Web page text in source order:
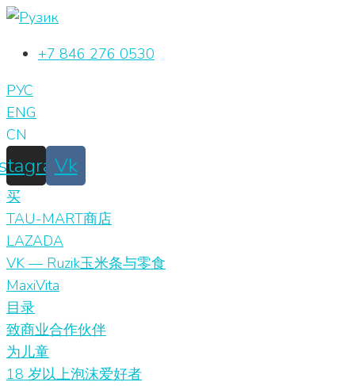
Перейти
контенту+7 846 276 0530
РУС
ENG
CN
Vk
买
TAU-MART商店
LAZADA
VK — Ruzik玉米条与零食
MaxiVita
目录
致商业合作伙伴
为儿童
18 岁以上泡沫爱好者